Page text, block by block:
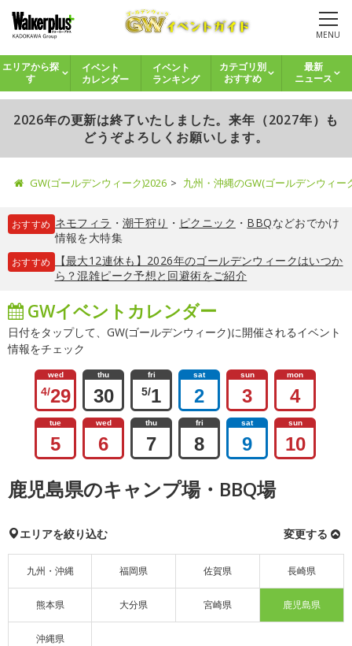
MENU
エリアから探
す
イベント
カレンダー
イベント
ランキング
カテゴリ別
おすすめ
最新
ニュース
2026年の更新は終了いたしました。来年（2027年）も
どうぞよろしくお願いします。
GW(ゴールデンウィーク)2026 九州・沖縄のGW(ゴールデンウィ
おすすめ ネモフィラ ・ 潮干狩り ・ ピクニック ・ BBQなどおでかけ
情報を大特集
おすすめ
【最大12連休も】2026年のゴールデンウィークはいつか
ら？混雑ピーク予想と回避術をご紹介
GWイベントカレンダー
日付をタップして、GW(ゴールデンウィーク)に開催されるイベント
情報をチェック
wed
4/29
thu
30
fri
5/1
sat
2
sun
3
mon
4
tue
5
wed
6
thu
7
fri
8
sat
9
sun
10
鹿児島県のキャンプ場・BBQ場
エリアを絞り込む 変更する
九州・沖縄 福岡県 佐賀県 長崎県
熊本県 大分県 宮崎県 鹿児島県
沖縄県